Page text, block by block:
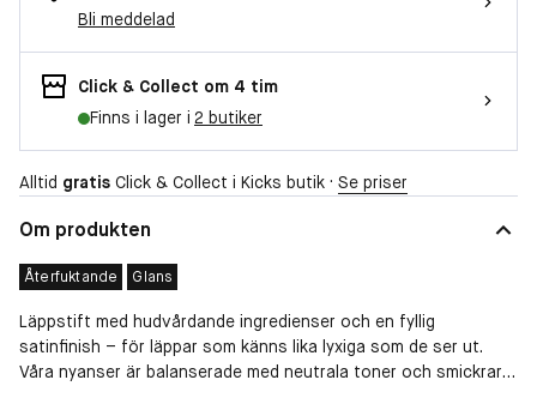
Bli meddelad
Click & Collect om 4 tim
Finns i lager i 2 butiker
Alltid gratis Click & Collect i Kicks butik · Se priser
Om produkten
Återfuktande Glans
Läppstift med hudvårdande ingredienser och en fyllig
satinfinish – för läppar som känns lika lyxiga som de ser ut.
Våra nyanser är balanserade med neutrala toner och smickrar